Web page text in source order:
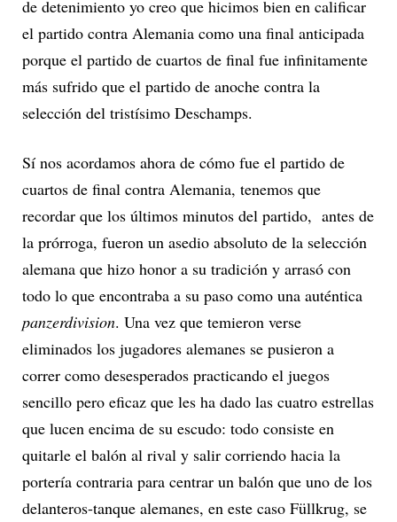
de detenimiento yo creo que hicimos bien en calificar
el partido contra Alemania como una final anticipada
porque el partido de cuartos de final fue infinitamente
más sufrido que el partido de anoche contra la
selección del tristísimo Deschamps.
Sí nos acordamos ahora de cómo fue el partido de
cuartos de final contra Alemania, tenemos que
recordar que los últimos minutos del partido, antes de
la prórroga, fueron un asedio absoluto de la selección
alemana que hizo honor a su tradición y arrasó con
todo lo que encontraba a su paso como una auténtica
panzerdivision. Una vez que temieron verse
eliminados los jugadores alemanes se pusieron a
correr como desesperados practicando el juegos
sencillo pero eficaz que les ha dado las cuatro estrellas
que lucen encima de su escudo: todo consiste en
quitarle el balón al rival y salir corriendo hacia la
portería contraria para centrar un balón que uno de los
delanteros-tanque alemanes, en este caso Füllkrug, se